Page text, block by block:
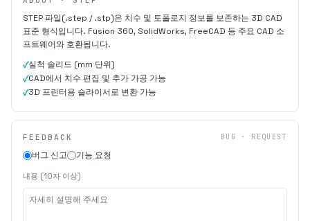
STEP 파일(.step / .stp)은 치수 및 토폴로지 정보를 보존하는 3D CAD
표준 형식입니다. Fusion 360, SolidWorks, FreeCAD 등 주요 CAD 소
프트웨어와 호환됩니다.
실척 솔리드 (mm 단위)
CAD에서 치수 편집 및 추가 가공 가능
3D 프린터용 슬라이서로 변환 가능
FEEDBACK BUG · REQUEST
버그 신고 기능 요청
내용 (10자 이상)